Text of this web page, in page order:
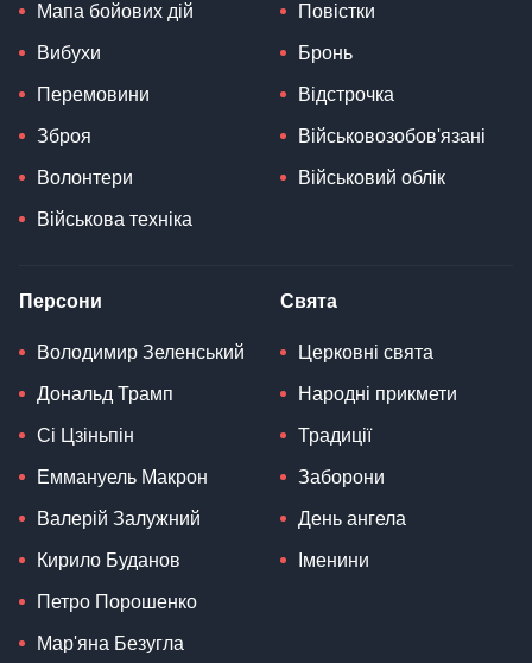
Мапа бойових дій
Вибухи
Перемовини
Зброя
Волонтери
Військова техніка
Повістки
Бронь
Відстрочка
Військовозобов'язані
Військовий облік
Персони
Володимир Зеленський
Дональд Трамп
Сі Цзіньпін
Еммануель Макрон
Валерій Залужний
Кирило Буданов
Петро Порошенко
Мар'яна Безугла
Свята
Церковні свята
Народні прикмети
Традиції
Заборони
День ангела
Іменини